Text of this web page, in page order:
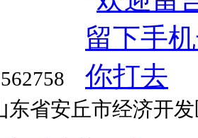
东省安丘市经济开